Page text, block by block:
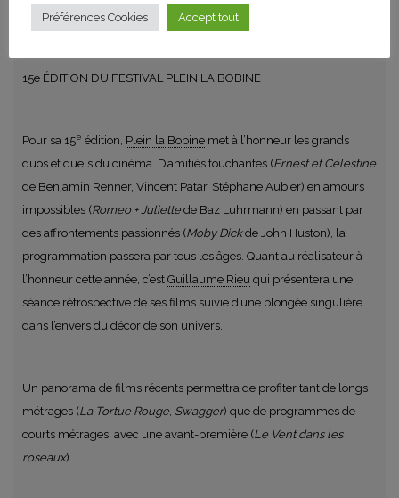
15e ÉDITION DU FESTIVAL PLEIN LA BOBINE
Pour sa 15e édition, Plein la Bobine met à l’honneur les grands
duos et duels du cinéma . D’amitiés touchantes (Ernest et Célestine
de Benjamin Renner, Vincent Patar, Stéphane Aubier) en amours
impossibles (Romeo + Juliette de Baz Luhrmann) en passant par
des affrontements passionnés (Moby Dickde John Huston), la
programmation passera par tous les âges. Quant au réalisateur à
l’honneur cette année, c’est Guillaume Rieu qui présentera une
séance rétrospective de ses films suivie d’une plongée singulière
dans l’envers du décor de son univers.
Un panorama de films récents permettra de profiter tant de longs
métrages (La Tortue Rouge Swagger) que de programmes de
courts métrages, avec une avant-première (Le Vent dans les
roseaux).
Préférences Cookies Accept tout